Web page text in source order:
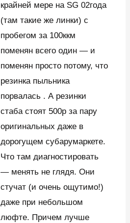
крайней мере на SG 02года
(там такие же линки) c
пробегом за 100ккм
поменян всего один — и
поменян просто потому, что
резинка пыльника
порвалась . А резинки
стаба стоят 500р за пару
оригинальных даже в
дорогущем субарумаркете.
Что там диагностировать
— менять не глядя. Они
стучат (и очень ощутимо!)
даже при небольшом
люфте. Причем лучше